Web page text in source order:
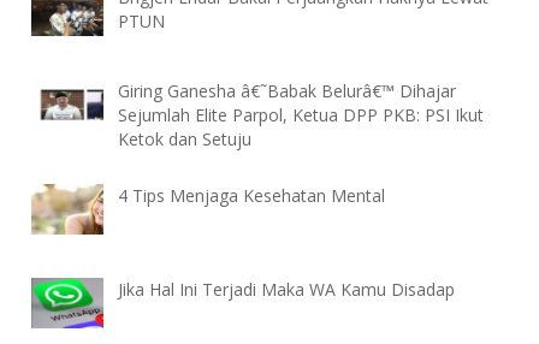
PTUN
Giring Ganesha â€˜Babak Belurâ€™ Dihajar
Sejumlah Elite Parpol, Ketua DPP PKB: PSI Ikut
Ketok dan Setuju
4 Tips Menjaga Kesehatan Mental
Jika Hal Ini Terjadi Maka WA Kamu Disadap